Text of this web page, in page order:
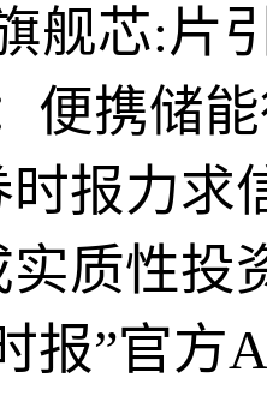
舰芯:片
便携储
报力求
质性投
报”官方